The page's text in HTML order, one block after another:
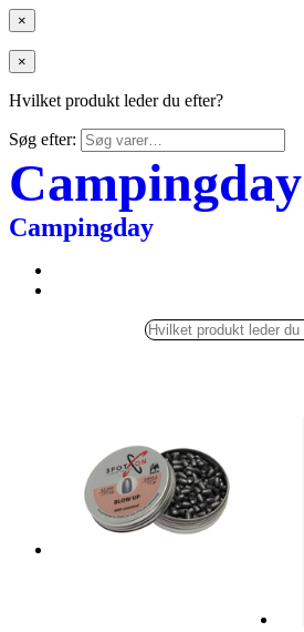
×
×
Hvilket produkt leder du efter?
Søg efter:
Campingday
Campingday